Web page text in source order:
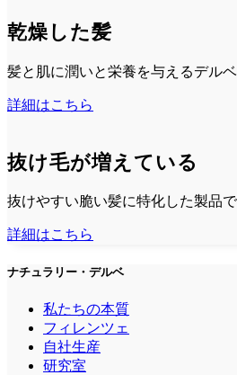
乾燥した髪
髪と肌に潤いと栄養を与えるデルベ
詳細はこちら
抜け毛が増えている
抜けやすい脆い髪に特化した製品
詳細はこちら
ナチュラリー・デルベ
私たちの本質
フィレンツェ
自社生産
研究室